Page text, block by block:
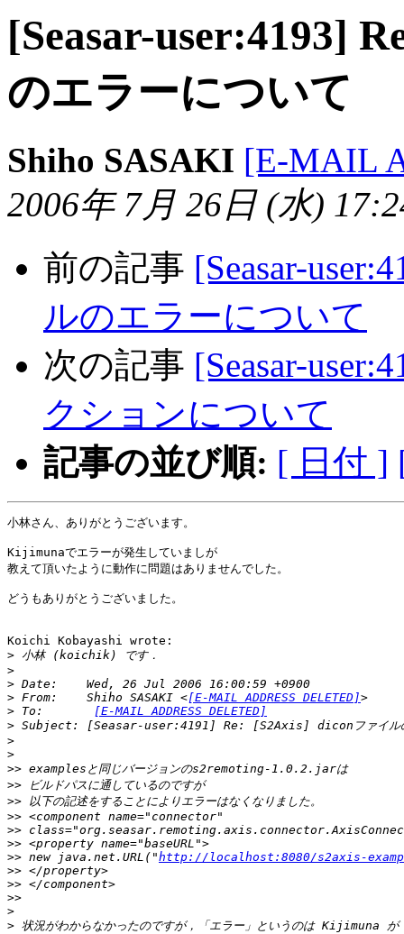
[Seasar-user:4193]
のエラーについて
Shiho SASAKI [E-MAIL
2006年 7月 26日 (水)
前の記事 [Seasar-
ルのエラーについて
次の記事 [Seasar-
クションについて
記事の並び順: [ 日付 ]
小林さん、ありがとうございます。
Kijimunaでエラーが発生していましが
教えて頂いたように動作に問題はありませんでした。
どうもありがとうございました。
Koichi Kobayashi wrote:
>
>
>
> From:    Shiho SASAKI <[E-MAIL ADDRESS DELETED]
> To:
[E-MAIL ADDRESS DELETED]
>
>
>
>>
>>
>>
>>
>>
>>
>> new java.net.URL("http://localhost:8080/s2axis-
>>
>>
>>
>
>